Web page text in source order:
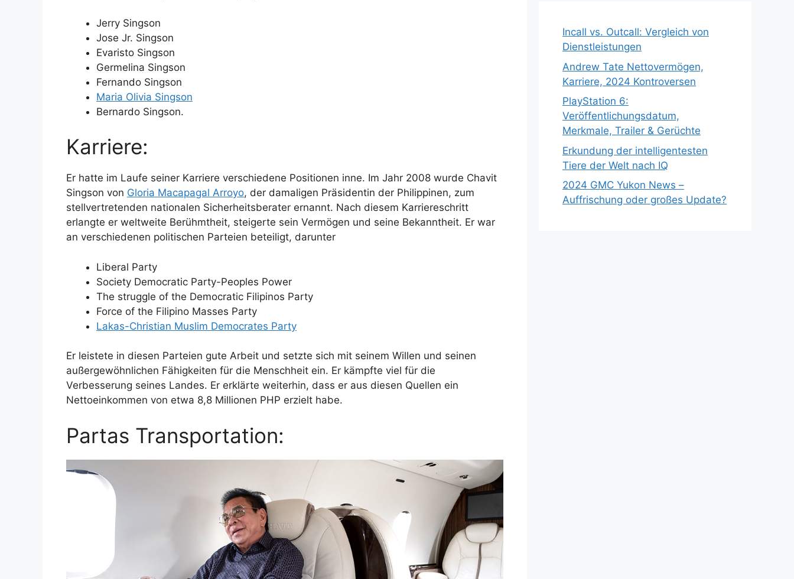
Jerry Singson
Jose Jr. Singson
Evaristo Singson
Germelina Singson
Fernando Singson
Maria Olivia Singson
Bernardo Singson.
Karriere:
Er hatte im Laufe seiner Karriere verschiedene Positionen inne. Im Jahr 2008 wurde Chavit
Singson von Gloria Macapagal Arroyo, der damaligen Präsidentin der Philippinen, zum
stellvertretenden nationalen Sicherheitsberater ernannt. Nach diesem Karriereschritt
erlangte er weltweite Berühmtheit, steigerte sein Vermögen und seine Bekanntheit. Er war
an verschiedenen politischen Parteien beteiligt, darunter
Liberal Party
Society Democratic Party-Peoples Power
The struggle of the Democratic Filipinos Party
Force of the Filipino Masses Party
Lakas-Christian Muslim Democrates Party
Er leistete in diesen Parteien gute Arbeit und setzte sich mit seinem Willen und seinen
außergewöhnlichen Fähigkeiten für die Menschheit ein. Er kämpfte viel für die
Verbesserung seines Landes. Er erklärte weiterhin, dass er aus diesen Quellen ein
Nettoeinkommen von etwa 8,8 Millionen PHP erzielt habe.
Partas Transportation:
Incall vs. Outcall: Vergleich von
Dienstleistungen
Andrew Tate Nettovermögen,
Karriere, 2024 Kontroversen
PlayStation 6:
Veröffentlichungsdatum,
Merkmale, Trailer & Gerüchte
Erkundung der intelligentesten
Tiere der Welt nach IQ
2024 GMC Yukon News –
Auffrischung oder großes Update?